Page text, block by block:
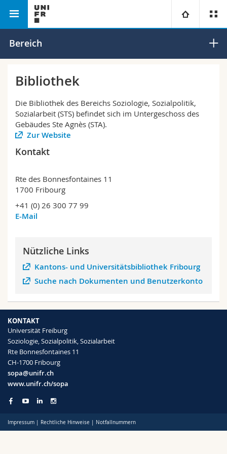
Universität
Forschung
Universität
Weiterbildung
Rechtswissenschaftliche Fak.
Wirtschafts- und Sozialwissenschaftliche Fak.
Philosophische Fak.
Fak. für Erziehungs- und Bildungswissenschaften
Interfakultär
Studieninteressierte
Studierende
Medien
Forschende
Doktorierende
Ressourcen
Personenverzeichnis
Ortsplan
Bibliotheken
Vorlesungsverzeichnis
Philosophische
und globale Entwicklung
Soziologie,
Sozialpolitik,
Sozialarbeit
Bereich
Bibliothek
Die Bibliothek des Bereichs Soziologie, Sozialpolitik,
Sozialarbeit (STS) befindet sich im Untergeschoss des
Gebäudes Ste Agnès (STA).
Zur Website
Kontakt
Rte des Bonnesfontaines 11
1700 Fribourg
+41 (0) 26 300 77 99
E-Mail
Nützliche Links
Kantons- und Universitätsbibliothek Fribourg
Suche nach Dokumenten und Benutzerkonto
KONTAKT
Universität Freiburg
Soziologie, Sozialpolitik, Sozialarbeit
Rte Bonnesfontaines 11
CH-1700 Fribourg
sopa@unifr.ch
www.unifr.ch/sopa
Impressum | Rechtliche Hinweise | Notfallnummern